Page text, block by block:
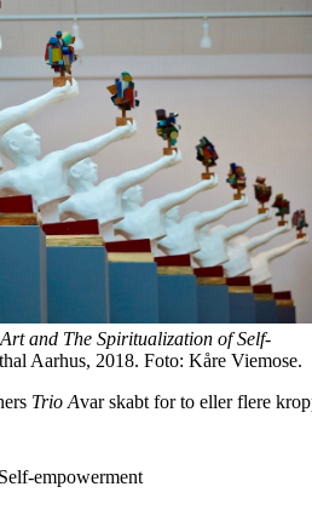
and The Spiritualization of Self-
Aarhus, 2018. Foto: Kåre Viemose.
Trio Avar skabt for to eller flere
empowerment